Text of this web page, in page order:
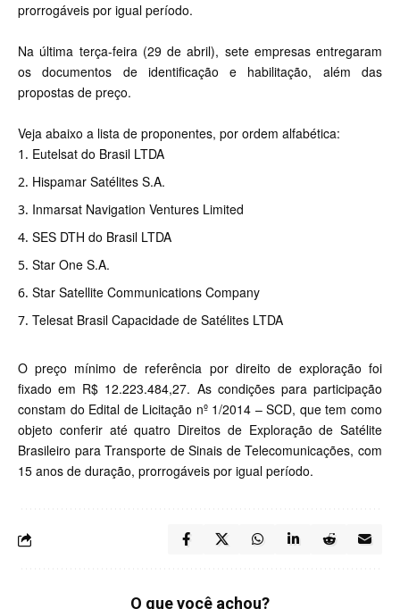
prorrogáveis por igual período.
Na última terça-feira (29 de abril), sete empresas entregaram
os documentos de identificação e habilitação, além das
propostas de preço.
Veja abaixo a lista de proponentes, por ordem alfabética:
Eutelsat do Brasil LTDA
Hispamar Satélites S.A.
Inmarsat Navigation Ventures Limited
SES DTH do Brasil LTDA
Star One S.A.
Star Satellite Communications Company
Telesat Brasil Capacidade de Satélites LTDA
O preço mínimo de referência por direito de exploração foi
fixado em R$ 12.223.484,27. As condições para participação
constam do Edital de Licitação nº 1/2014 – SCD, que tem como
objeto conferir até quatro Direitos de Exploração de Satélite
Brasileiro para Transporte de Sinais de Telecomunicações, com
15 anos de duração, prorrogáveis por igual período.
O que você achou?